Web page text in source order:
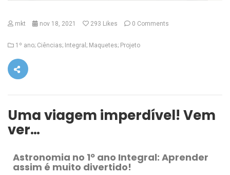
mkt nov 18, 2021 293 Likes 0 Comments
1º ano; Ciências; Integral; Maquetes; Projeto
Uma viagem imperdível! Vem
ver…
Astronomia no 1º ano Integral: Aprender
assim é muito divertido!